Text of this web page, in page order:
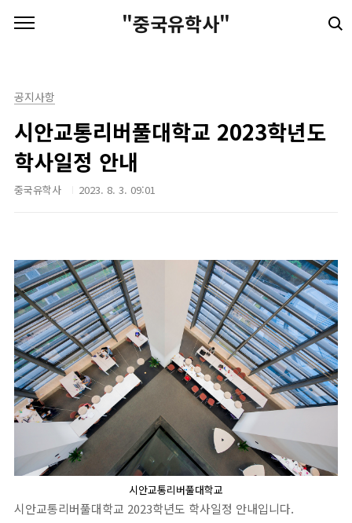
"중국유학사"
공지사항
시안교통리버풀대학교 2023학년도
학사일정 안내
중국유학사 2023. 8. 3. 09:01
시안교통리버풀대학교
시안교통리버풀대학교 2023학년도 학사일정 안내입니다.